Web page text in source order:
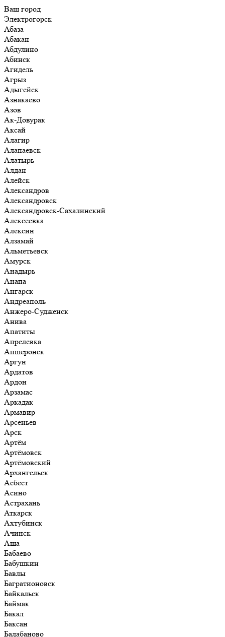
Ваш город
Электрогорск
Абаза
Абакан
Абдулино
Абинск
Агидель
Агрыз
Адыгейск
Азнакаево
Азов
Ак-Довурак
Аксай
Алагир
Алапаевск
Алатырь
Алдан
Алейск
Александров
Александровск
Александровск-Сахалинский
Алексеевка
Алексин
Алзамай
Альметьевск
Амурск
Анадырь
Анапа
Ангарск
Андреаполь
Анжеро-Судженск
Анива
Апатиты
Апрелевка
Апшеронск
Аргун
Ардатов
Ардон
Арзамас
Аркадак
Армавир
Арсеньев
Арск
Артём
Артёмовск
Артёмовский
Архангельск
Асбест
Асино
Астрахань
Аткарск
Ахтубинск
Ачинск
Аша
Бабаево
Бабушкин
Бавлы
Багратионовск
Байкальск
Баймак
Бакал
Баксан
Балабаново